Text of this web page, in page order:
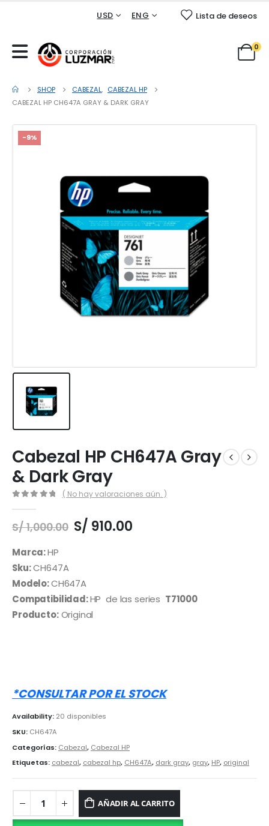
USD ENG Lista de deseos
0
SHOP CABEZAL, CABEZAL HP
CABEZAL HP CH647A GRAY & DARK GRAY
-9%
Cabezal HP CH647A Gray
& Dark Gray
( No hay valoraciones aún. )
S/1,000.00 El
precio
S/ 1,000.00.
S/ 910.00El
Marca:HP
Sku:CH647A
Modelo:CH647A
Compatibilidad:HP de las series T71000
Producto:Original
*CONSULTAR POR EL STOCK
Availability: 20 disponibles
SKU: CH647A
Categorías: Cabezal, Cabezal HP
Etiquetas: cabezal, cabezal hp, CH647A, dark gray, gray, HP, original
AÑADIR AL CARRITO